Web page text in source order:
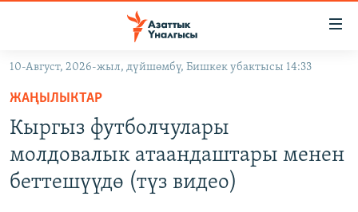
Навигацияга
өтүңүз
Издөөгө
салыңыз
КЫРГЫЗСТАН
КЫРГЫЗСТАН
ДҮЙНӨ
УКРАИНА
10-Август, 2026-жыл, дүйшөмбү, Бишкек убактысы 14:33
ЖАҢЫЛЫКТАР
Кыргыз футболчулары
молдовалык атаандаштары менен
беттешүүдө (түз видео)